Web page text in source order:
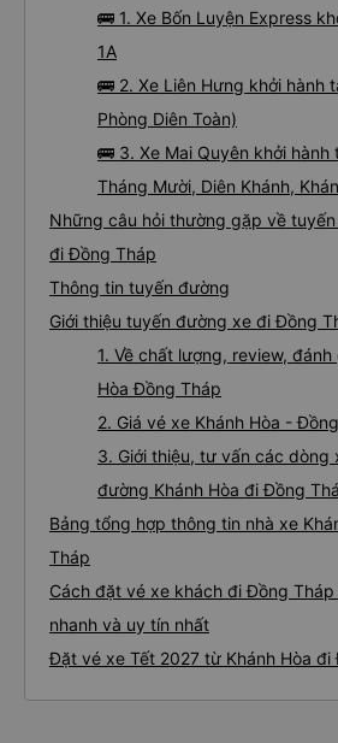
🚌 1. Xe Bốn Luyện Express
1A
🚌 2. Xe Liên Hưng khởi hành
Phòng Diên Toàn)
🚌 3. Xe Mai Quyên khởi hành
Tháng Mười, Diên Khánh,
Những câu hỏi thường gặp về
đi Đồng Tháp
Thông tin tuyến đường
Giới thiệu tuyến đường xe đi Đồng
1. Về chất lượng, review,
Hòa Đồng Tháp
2. Giá vé xe Khánh Hòa -
3. Giới thiệu, tư vấn các dòng
đường Khánh Hòa đi Đồng
Bảng tổng hợp thông tin nhà xe
Tháp
Cách đặt vé xe khách đi Đồng Tháp
nhanh và uy tín nhất
Đặt vé xe Tết 2027 từ Khánh Hòa đi